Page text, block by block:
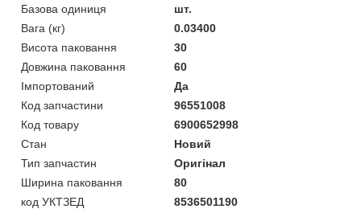
Базова одиниця
шт.
Вага (кг)
0.03400
Висота паковання
30
Довжина паковання
60
Імпортований
Да
Код запчастини
96551008
Код товару
6900652998
Стан
Новий
Тип запчастин
Оригінал
Ширина паковання
80
код УКТЗЕД
8536501190